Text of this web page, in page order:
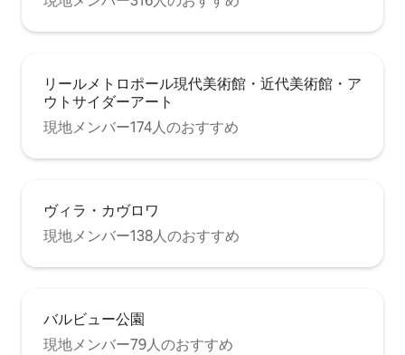
リールメトロポール現代美術館・近代美術館・ア
ウトサイダーアート
現地メンバー174人のおすすめ
ヴィラ・カヴロワ
現地メンバー138人のおすすめ
バルビュー公園
現地メンバー79人のおすすめ